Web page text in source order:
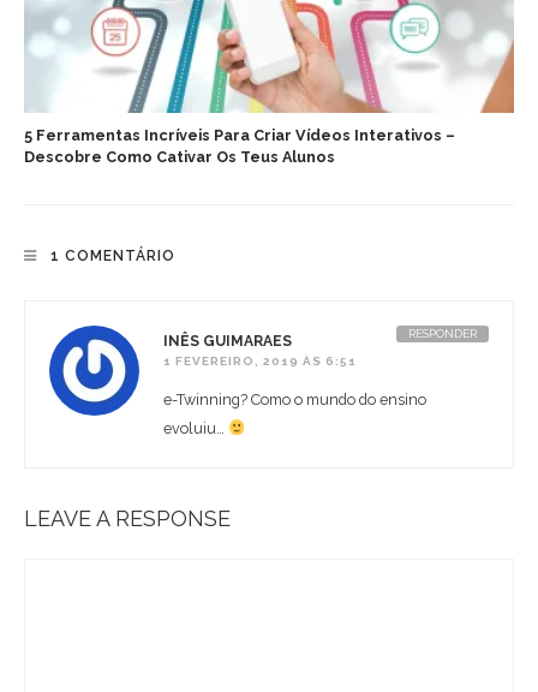
5 Ferramentas Incríveis Para Criar Vídeos Interativos –
Descobre Como Cativar Os Teus Alunos
1 COMENTÁRIO
INÊS GUIMARAES
1 FEVEREIRO, 2019 ÀS 6:51
e-Twinning? Como o mundo do ensino
evoluiu…
RESPONDER
LEAVE A RESPONSE